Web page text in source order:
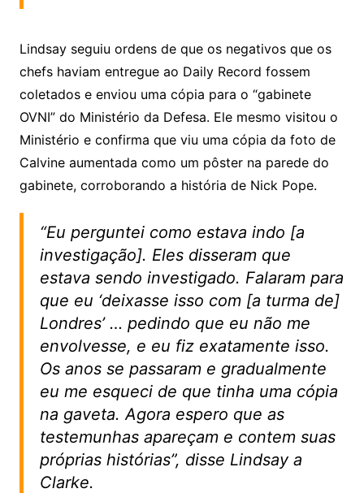
Lindsay seguiu ordens de que os negativos que os
chefs haviam entregue ao Daily Record fossem
coletados e enviou uma cópia para o “gabinete
OVNI” do Ministério da Defesa. Ele mesmo visitou o
Ministério e confirma que viu uma cópia da foto de
Calvine aumentada como um pôster na parede do
gabinete, corroborando a história de Nick Pope.
“Eu perguntei como estava indo [a
investigação]. Eles disseram que
estava sendo investigado. Falaram para
que eu ‘deixasse isso com [a turma de]
Londres’ … pedindo que eu não me
envolvesse, e eu fiz exatamente isso.
Os anos se passaram e gradualmente
eu me esqueci de que tinha uma cópia
na gaveta. Agora espero que as
testemunhas apareçam e contem suas
próprias histórias”, disse Lindsay a
Clarke.